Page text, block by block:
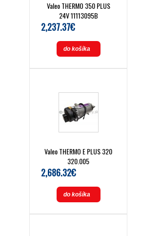
Valeo THERMO 350 PLUS
24V 11113095B
2,237.37€
do košíka
Valeo THERMO E PLUS 320
320.005
2,686.32€
do košíka